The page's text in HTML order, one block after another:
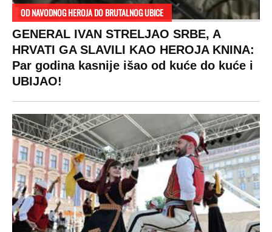
OD NAVODNOG HEROJA DO BRUTALNOG UBICE
GENERAL IVAN STRELJAO SRBE, A
HRVATI GA SLAVILI KAO HEROJA KNINA:
Par godina kasnije išao od kuće do kuće i
UBIJAO!